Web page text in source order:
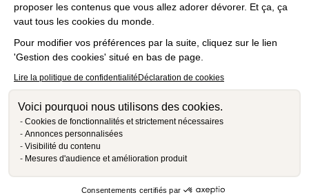
proposer les contenus que vous allez adorer dévorer. Et ça, ça
vaut tous les cookies du monde.
Pour modifier vos préférences par la suite, cliquez sur le lien
'Gestion des cookies' situé en bas de page.
Lire la politique de confidentialitéDéclaration de cookies
Voici pourquoi nous utilisons des cookies.
Cookies de fonctionnalités et strictement nécessaires
Annonces personnalisées
Visibilité du contenu
Mesures d'audience et amélioration produit
Consentements certifiés par